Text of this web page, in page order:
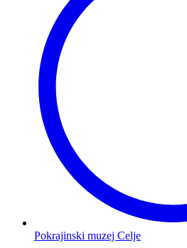
Pokrajinski muzej Celje